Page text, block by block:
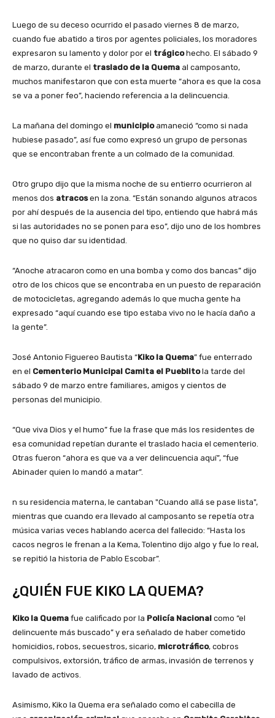
Luego de su deceso ocurrido el pasado viernes 8 de marzo,
cuando fue abatido a tiros por agentes policiales, los moradores
expresaron su lamento y dolor por el trágicohecho. El sábado 9
de marzo, durante el traslado de la Quema al camposanto,
muchos manifestaron que con esta muerte “ahora es que la cosa
se va a poner feo”, haciendo referencia a la delincuencia.
La mañana del domingo el municipioamaneció “como si nada
hubiese pasado”, así fue como expresó un grupo de personas
que se encontraban frente a un colmado de la comunidad.
Otro grupo dijo que la misma noche de su entierro ocurrieron al
menos dos atracosen la zona. “Están sonando algunos atracos
por ahí después de la ausencia del tipo, entiendo que habrá más
si las autoridades no se ponen para eso”, dijo uno de los hombres
que no quiso dar su identidad.
“Anoche atracaron como en una bomba y como dos bancas” dijo
otro de los chicos que se encontraba en un puesto de reparación
de motocicletas, agregando además lo que mucha gente ha
expresado “aquí cuando ese tipo estaba vivo no le hacía daño a
la gente”.
José Antonio Figuereo Bautista “Kiko la Quema” fue enterrado
en el Cementerio Municipal Camita el Pueblitola tarde del
sábado 9 de marzo entre familiares, amigos y cientos de
personas del municipio.
“Que viva Dios y el humo” fue la frase que más los residentes de
esa comunidad repetían durante el traslado hacia el cementerio.
Otras fueron “ahora es que va a ver delincuencia aquí”, “fue
Abinader quien lo mandó a matar”.
n su residencia materna, le cantaban "Cuando allá se pase lista",
mientras que cuando era llevado al camposanto se repetía otra
música varias veces hablando acerca del fallecido: “Hasta los
cacos negros le frenan a la Kema, Tolentino dijo algo y fue lo real,
se repitió la historia de Pablo Escobar”.
¿QUIÉN FUE KIKO LA QUEMA?
Kiko la Quema fue calificado por la Policía Nacional como “el
delincuente más buscado” y era señalado de haber cometido
homicidios, robos, secuestros, sicario, microtráfico, cobros
compulsivos, extorsión, tráfico de armas, invasión de terrenos y
lavado de activos.
Asimismo, Kiko la Quema era señalado como el cabecilla de